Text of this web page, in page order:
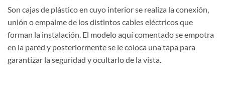
Son cajas de plástico en cuyo interior se realiza la conexión,
unión o empalme de los distintos cables eléctricos que
forman la instalación. El modelo aquí comentado se empotra
en la pared y posteriormente se le coloca una tapa para
garantizar la seguridad y ocultarlo de la vista.